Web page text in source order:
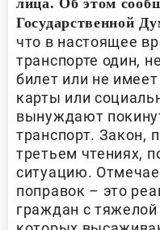
лица. Об этом
Государственной
что в настоящее
транспорте один,
билет или не
карты или
вынуждают
транспорт. Закон,
третьем чтениях,
ситуацию.
поправок – это
граждан с